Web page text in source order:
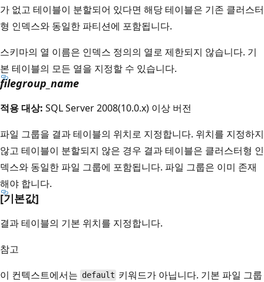
가 없고 테이블이 분할되어 있다면 해당 테이블은 기존 클러스터
형 인덱스와 동일한 파티션에 포함됩니다.
스키마의 열 이름은 인덱스 정의의 열로 제한되지 않습니다. 기
본 테이블의 모든 열을 지정할 수 있습니다.
filegroup_name
적용 대상: SQL Server 2008(10.0.x) 이상 버전
파일 그룹을 결과 테이블의 위치로 지정합니다. 위치를 지정하지
않고 테이블이 분할되지 않은 경우 결과 테이블은 클러스터형 인
덱스와 동일한 파일 그룹에 포함됩니다. 파일 그룹은 이미 존재
해야 합니다.
[기본값]
결과 테이블의 기본 위치를 지정합니다.
참고
이 컨텍스트에서는 default 키워드가 아닙니다. 기본 파일 그룹